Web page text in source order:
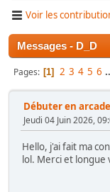
Voir les
Messages - D_D
Pages 1 2 3 4 5 6
Débuter en arcade
Jeudi 04 Juin 2026,
Hello, j'ai fait ma
lol. Merci et longue